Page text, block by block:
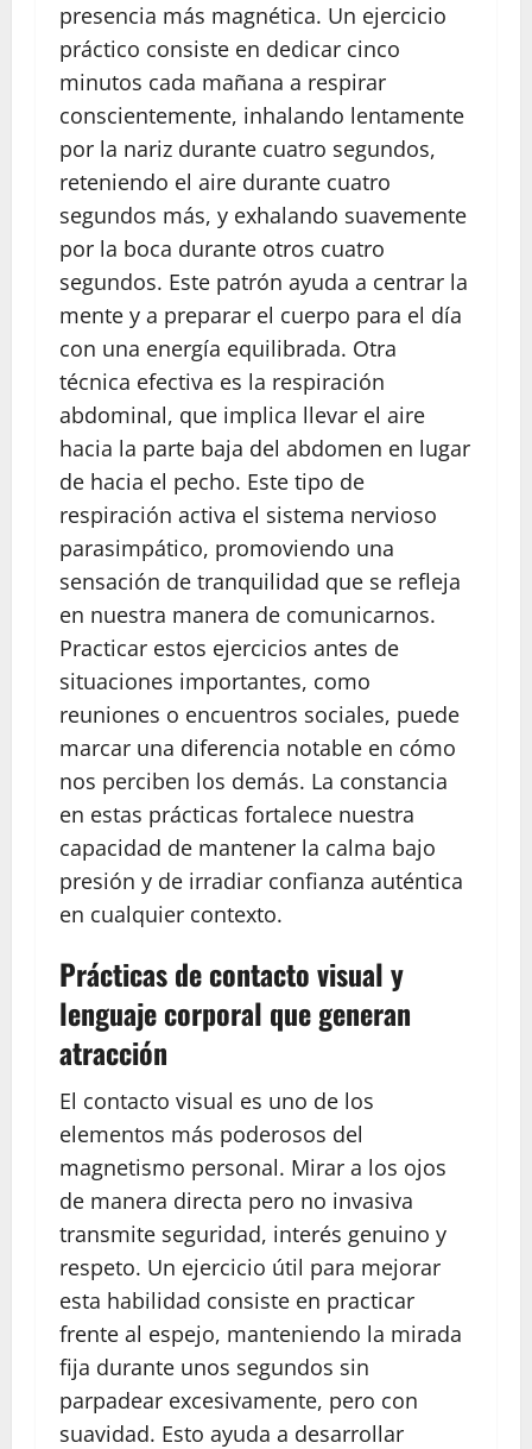
presencia más magnética. Un ejercicio
práctico consiste en dedicar cinco
minutos cada mañana a respirar
conscientemente, inhalando lentamente
por la nariz durante cuatro segundos,
reteniendo el aire durante cuatro
segundos más, y exhalando suavemente
por la boca durante otros cuatro
segundos. Este patrón ayuda a centrar la
mente y a preparar el cuerpo para el día
con una energía equilibrada. Otra
técnica efectiva es la respiración
abdominal, que implica llevar el aire
hacia la parte baja del abdomen en lugar
de hacia el pecho. Este tipo de
respiración activa el sistema nervioso
parasimpático, promoviendo una
sensación de tranquilidad que se refleja
en nuestra manera de comunicarnos.
Practicar estos ejercicios antes de
situaciones importantes, como
reuniones o encuentros sociales, puede
marcar una diferencia notable en cómo
nos perciben los demás. La constancia
en estas prácticas fortalece nuestra
capacidad de mantener la calma bajo
presión y de irradiar confianza auténtica
en cualquier contexto.
Prácticas de contacto visual y
lenguaje corporal que generan
atracción
El contacto visual es uno de los
elementos más poderosos del
magnetismo personal. Mirar a los ojos
de manera directa pero no invasiva
transmite seguridad, interés genuino y
respeto. Un ejercicio útil para mejorar
esta habilidad consiste en practicar
frente al espejo, manteniendo la mirada
fija durante unos segundos sin
parpadear excesivamente, pero con
suavidad. Esto ayuda a desarrollar